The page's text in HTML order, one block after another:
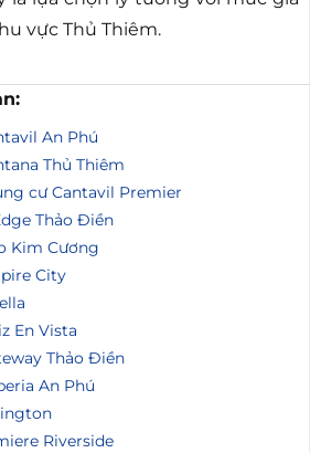
vực Thủ Thiêm.
An Phú
Thủ Thiêm
cư Cantavil Premier
Thảo Điền
Kim Cương
City
En Vista
Thảo Điền
An Phú
Riverside